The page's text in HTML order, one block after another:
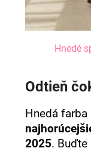
Hnedé
Odtieň
Hnedá
2025. Buďte